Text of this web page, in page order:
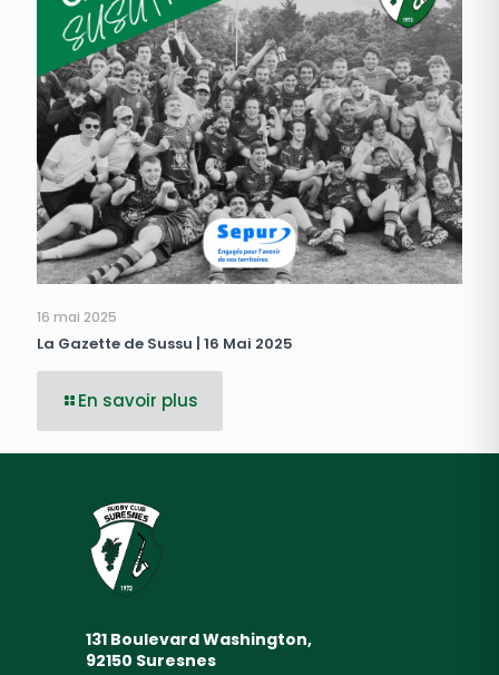
16 mai 2025
La Gazette de Sussu | 16 Mai 2025
En savoir plus
131 Boulevard Washington,
92150 Suresnes